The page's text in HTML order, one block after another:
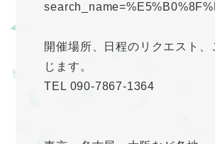
開催場所、日程のリクエスト、
じます。
TEL 090-7867-1364